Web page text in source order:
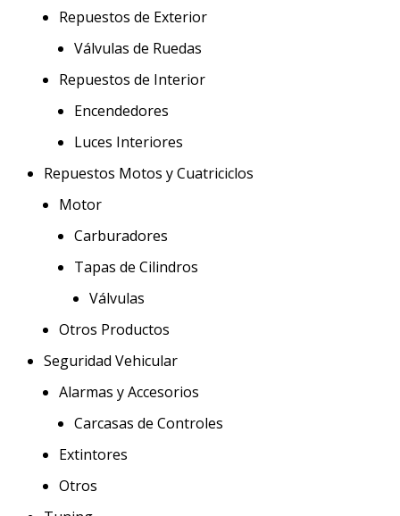
Repuestos de Exterior
Válvulas de Ruedas
Repuestos de Interior
Encendedores
Luces Interiores
Repuestos Motos y Cuatriciclos
Motor
Carburadores
Tapas de Cilindros
Válvulas
Otros Productos
Seguridad Vehicular
Alarmas y Accesorios
Carcasas de Controles
Extintores
Otros